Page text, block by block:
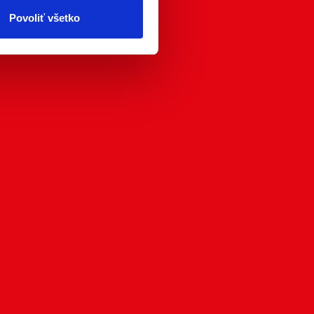
Viac informácií o
Povoliť všetko